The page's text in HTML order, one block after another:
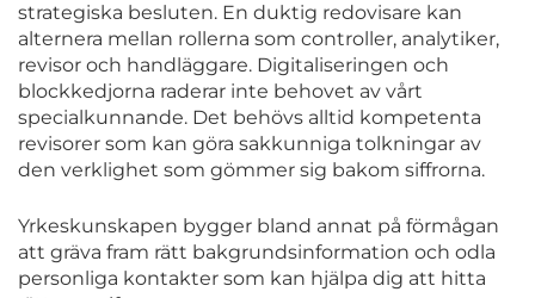
strategiska besluten. En duktig redovisare kan
alternera mellan rollerna som controller, analytiker,
revisor och handläggare. Digitaliseringen och
blockkedjorna raderar inte behovet av vårt
specialkunnande. Det behövs alltid kompetenta
revisorer som kan göra sakkunniga tolkningar av
den verklighet som gömmer sig bakom siffrorna.
Yrkeskunskapen bygger bland annat på förmågan
att gräva fram rätt bakgrundsinformation och odla
personliga kontakter som kan hjälpa dig att hitta